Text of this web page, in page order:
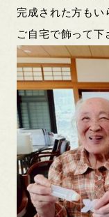
完成された方もい
ご自宅で飾って下